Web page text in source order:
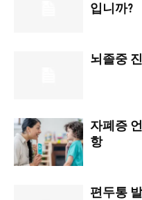
입니까?
뇌졸중
자폐증
항
편두통